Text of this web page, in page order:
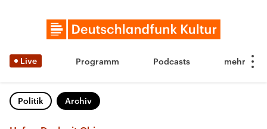
Live Programm Podcasts
Politik Archiv